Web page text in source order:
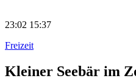
23:02 15:37
Freizeit
Kleiner Seebär im